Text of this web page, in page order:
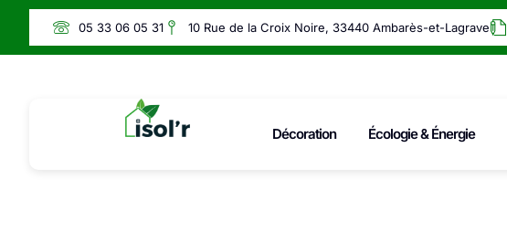
05 33 06 05 31 10 Rue de la Croix Noire, 33440 Ambarès-et-Lagrave
Décoration Écologie & Énergie